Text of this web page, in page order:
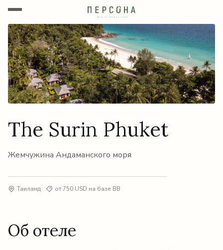
The Surin Phuket
Жемчужина Андаманского моря
Таиланд от 750 USD на базе BB
Об отеле